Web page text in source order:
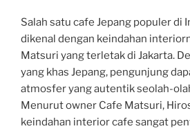
Salah satu cafe Jepang populer di
dikenal dengan keindahan
Matsuri yang terletak di Jakarta.
yang khas Jepang, pengunjung
atmosfer yang autentik seolah-
Menurut owner Cafe Matsuri,
keindahan interior cafe sangat